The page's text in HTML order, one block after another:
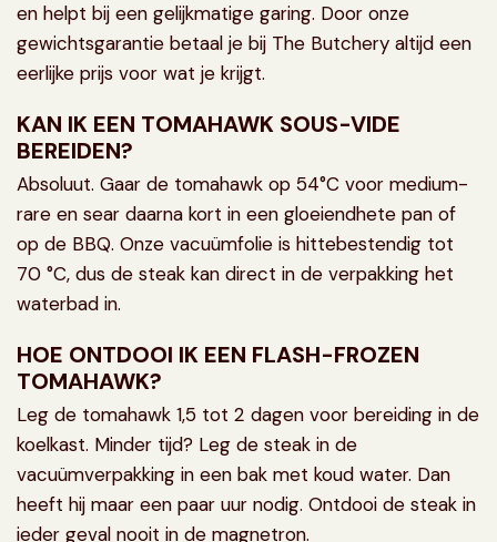
en helpt bij een gelijkmatige garing. Door onze
gewichtsgarantie betaal je bij The Butchery altijd een
eerlijke prijs voor wat je krijgt.
KAN IK EEN TOMAHAWK SOUS-VIDE
BEREIDEN?
Absoluut. Gaar de tomahawk op 54°C voor medium-
rare en sear daarna kort in een gloeiendhete pan of
op de BBQ. Onze vacuümfolie is hittebestendig tot
70 °C, dus de steak kan direct in de verpakking het
waterbad in.
HOE ONTDOOI IK EEN FLASH-FROZEN
TOMAHAWK?
Leg de tomahawk 1,5 tot 2 dagen voor bereiding in de
koelkast. Minder tijd? Leg de steak in de
vacuümverpakking in een bak met koud water. Dan
heeft hij maar een paar uur nodig. Ontdooi de steak in
ieder geval nooit in de magnetron.